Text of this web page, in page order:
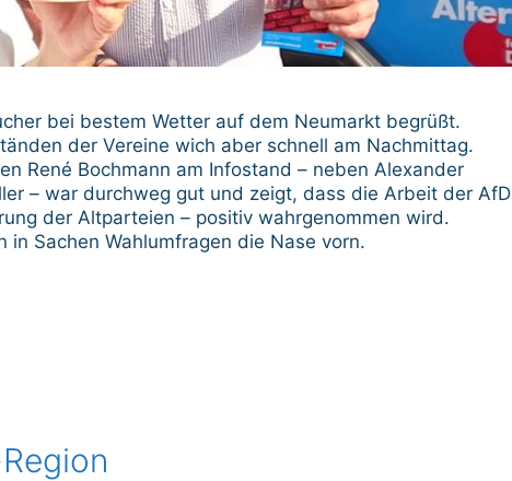
bei bestem Wetter auf dem Neumarkt begrüßt.
der Vereine wich aber schnell am Nachmittag.
René Bochmann am Infostand – neben Alexander
– war durchweg gut und zeigt, dass die Arbeit der AfD
der Altparteien – positiv wahrgenommen wird.
Sachen Wahlumfragen die Nase vorn.